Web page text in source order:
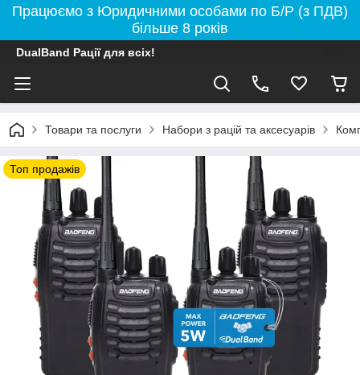
Працюємо з Юридичними особами по Б/Р (з ПДВ)
більше 8 років
DualBand Рації для всіх!
Товари та послуги Набори з рацій та аксесуарів
Топ продажів